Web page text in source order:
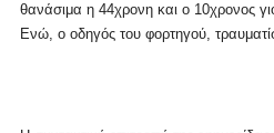
θανάσιμα η 44χρονη και ο 10χρονος
Ενώ, ο οδηγός του φορτηγού,